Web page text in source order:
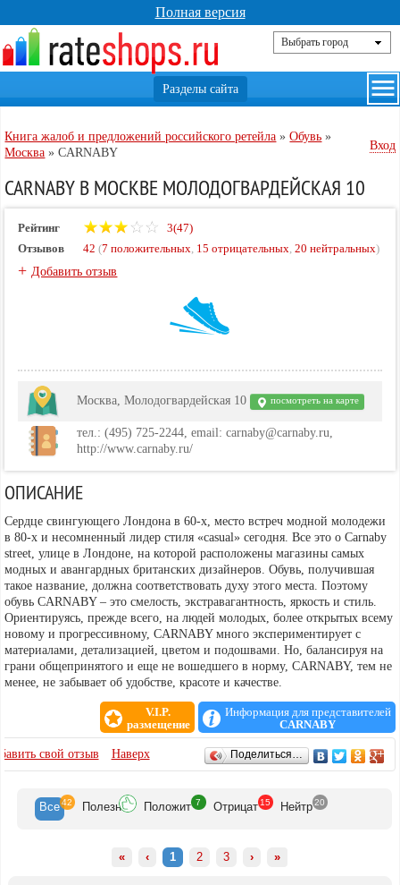
Полная версия
Книга жалоб и предложений российского ретейла »Обувь »
Москва »CARNABY
Вход
CARNABY В МОСКВЕ МОЛОДОГВАРДЕЙСКАЯ 10
Рейтинг
3(47)
Отзывов
42 (7 положительных, 15 отрицательных,20 нейтральных)
+Добавить отзыв
Москва, Молодогвардейская 10 посмотреть на карте
тел.: (495) 725-2244, email: carnaby@carnaby.ru,
http://www.carnaby.ru/
ОПИСАНИЕ
Сердце свингующего Лондона в 60-х, место встреч модной молодежи
в 80-х и несомненный лидер стиля «casual» сегодня. Все это о Carnaby
street, улице в Лондоне, на которой расположены магазины самых
модных и авангардных британских дизайнеров. Обувь, получившая
такое название, должна соответствовать духу этого места. Поэтому
обувь CARNABY – это смелость, экстравагантность, яркость и стиль.
Ориентируясь, прежде всего, на людей молодых, более открытых всему
новому и прогрессивному, CARNABY много экспериментирует с
материалами, детализацией, цветом и подошвами. Но, балансируя на
грани общепринятого и еще не вошедшего в норму, CARNABY, тем не
менее, не забывает об удобстве, красоте и качестве.
V.I.P.
размещение
Информация для представителей
CARNABY
ОТЗЫВЫсвой отзыв Наверх Поделиться…
Все 42 Полезн Положит 7 Отрицат 15 Нейтр 20
« ‹ 1 2 3 › »